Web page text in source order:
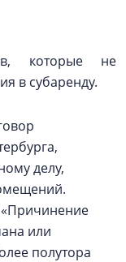
которые не
в субаренду.
делу,
«Причинение
или
полутора